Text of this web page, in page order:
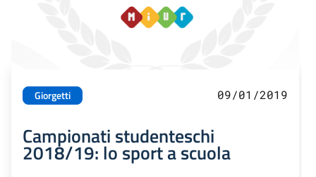
Giorgetti 09/01/2019
Campionati studenteschi
2018/19: lo sport a scuola